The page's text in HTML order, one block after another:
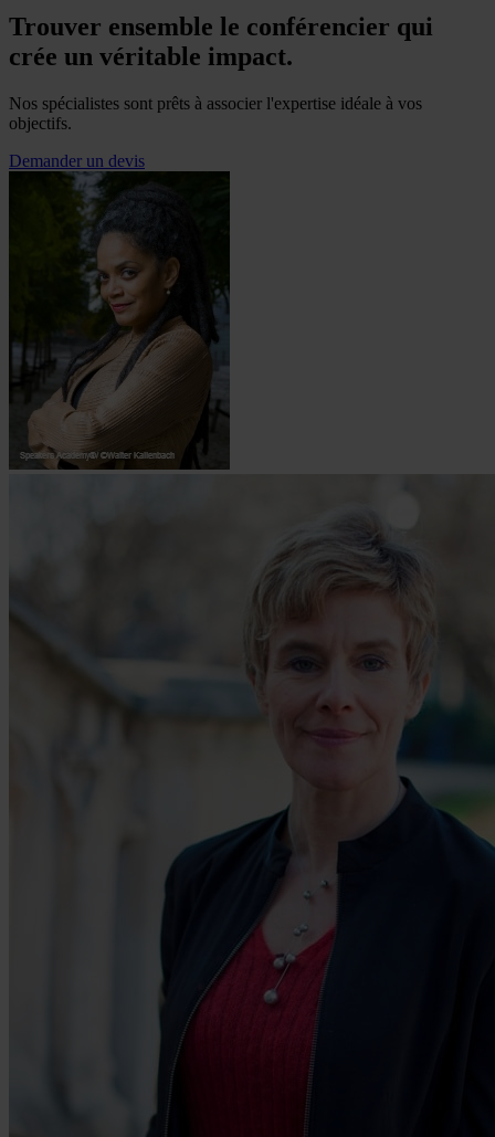
Trouver ensemble le conférencier qui
crée un véritable impact.
Nos spécialistes sont prêts à associer l'expertise idéale à vos
objectifs.
Demander un devis